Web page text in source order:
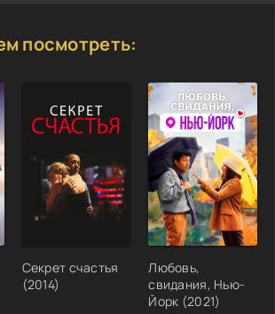
посмотреть:
Секрет счастья
(2014)
Любовь,
свидания, Нью-
Йорк (2021)